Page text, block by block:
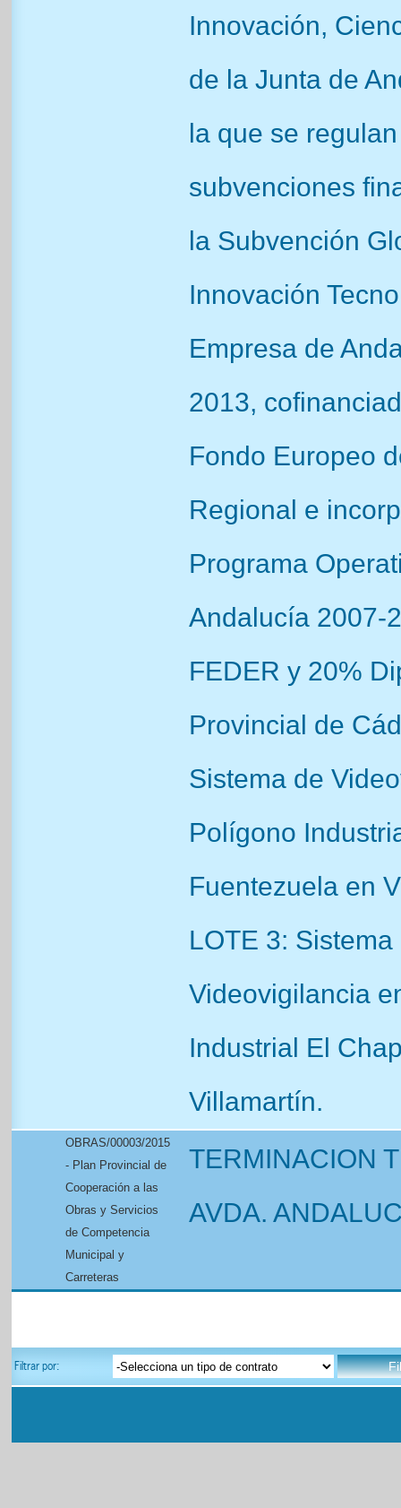
Innovación,
de la Junta de
la que se
subvenciones
la Subvención
Innovación
Empresa de
2013,
Fondo Europeo
Regional e
Programa
Andalucía 2007-
FEDER y 20%
Provincial de
Sistema de
Polígono
Fuentezuela en
LOTE 3: Sistema
Videovigilancia
Industrial El
Villamartín.
OBRAS/00003/2015
- Plan Provincial de
Cooperación a las
Obras y Servicios
de Competencia
Municipal y
Carreteras
TERMINACION
AVDA.
Filtrar por: